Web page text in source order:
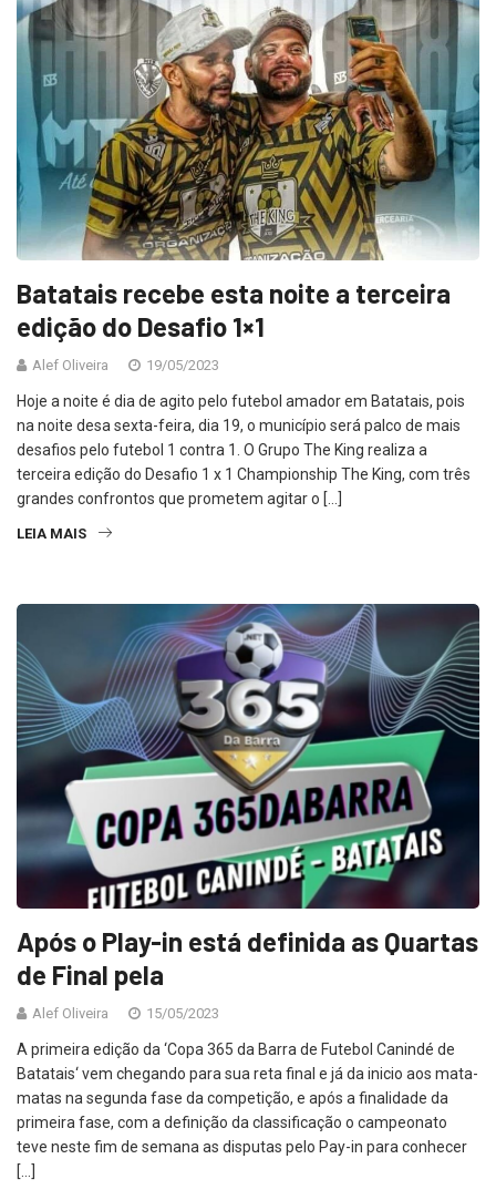
Batatais recebe esta noite a terceira
edição do Desafio 1×1
Alef Oliveira 19/05/2023
Hoje a noite é dia de agito pelo futebol amador em Batatais, pois
na noite desa sexta-feira, dia 19, o município será palco de mais
desafios pelo futebol 1 contra 1. O Grupo The King realiza a
terceira edição do Desafio 1 x 1 Championship The King, com três
grandes confrontos que prometem agitar o […]
LEIA MAIS
Após o Play-in está definida as Quartas
de Final pela
Alef Oliveira 15/05/2023
A primeira edição da ‘Copa 365 da Barra de Futebol Canindé de
Batatais‘ vem chegando para sua reta final e já da inicio aos mata-
matas na segunda fase da competição, e após a finalidade da
primeira fase, com a definição da classificação o campeonato
teve neste fim de semana as disputas pelo Pay-in para conhecer
[…]